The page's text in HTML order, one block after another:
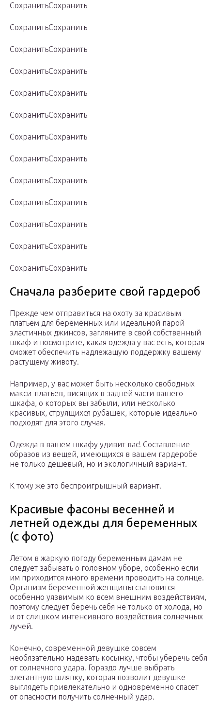
СохранитьСохранить
СохранитьСохранить
СохранитьСохранить
СохранитьСохранить
СохранитьСохранить
СохранитьСохранить
СохранитьСохранить
СохранитьСохранить
СохранитьСохранить
СохранитьСохранить
СохранитьСохранить
СохранитьСохранить
СохранитьСохранить
Сначала разберите свой гардероб
Прежде чем отправиться на охоту за красивым
платьем для беременных или идеальной парой
эластичных джинсов, загляните в свой собственный
шкаф и посмотрите, какая одежда у вас есть, которая
сможет обеспечить надлежащую поддержку вашему
растущему животу.
Например, у вас может быть несколько свободных
макси-платьев, висящих в задней части вашего
шкафа, о которых вы забыли, или несколько
красивых, струящихся рубашек, которые идеально
подходят для этого случая.
Одежда в вашем шкафу удивит вас! Составление
образов из вещей, имеющихся в вашем гардеробе
не только дешевый, но и экологичный вариант.
К тому же это беспроигрышный вариант.
Красивые фасоны весенней и
летней одежды для беременных
(с фото)
Летом в жаркую погоду беременным дамам не
следует забывать о головном уборе, особенно если
им приходится много времени проводить на солнце.
Организм беременной женщины становится
особенно уязвимым ко всем внешним воздействиям,
поэтому следует беречь себя не только от холода, но
и от слишком интенсивного воздействия солнечных
лучей.
Конечно, современной девушке совсем
необязательно надевать косынку, чтобы уберечь себя
от солнечного удара. Гораздо лучше выбрать
элегантную шляпку, которая позволит девушке
выглядеть привлекательно и одновременно спасет
от опасности получить солнечный удар.